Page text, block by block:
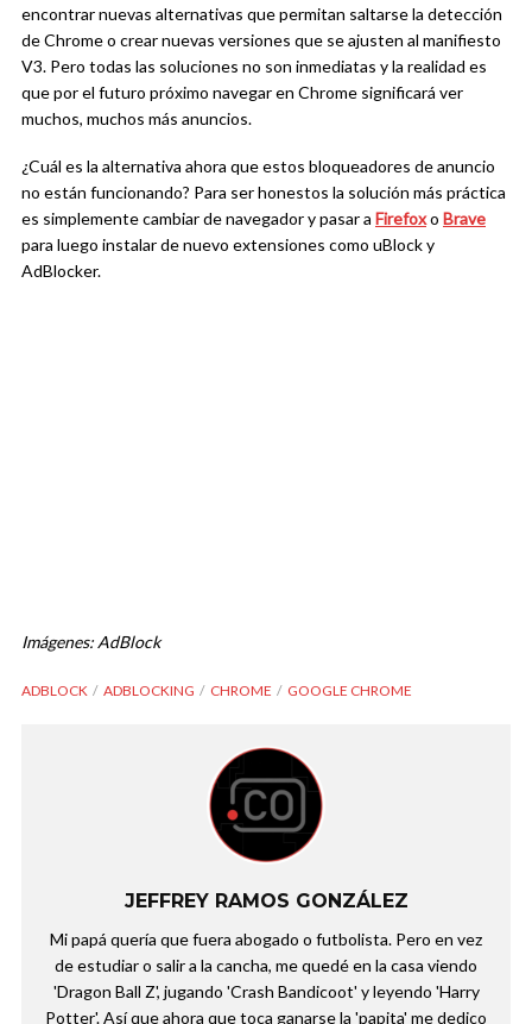
encontrar nuevas alternativas que permitan saltarse la detección
de Chrome o crear nuevas versiones que se ajusten al manifiesto
V3. Pero todas las soluciones no son inmediatas y la realidad es
que por el futuro próximo navegar en Chrome significará ver
muchos, muchos más anuncios.
¿Cuál es la alternativa ahora que estos bloqueadores de anuncio
no están funcionando? Para ser honestos la solución más práctica
es simplemente cambiar de navegador y pasar a Firefoxo Brave
para luego instalar de nuevo extensiones como uBlock y
AdBlocker.
Imágenes: AdBlock
ADBLOCK ADBLOCKING CHROME GOOGLE CHROME
JEFFREY RAMOS GONZÁLEZ
Mi papá quería que fuera abogado o futbolista. Pero en vez
de estudiar o salir a la cancha, me quedé en la casa viendo
'Dragon Ball Z', jugando 'Crash Bandicoot' y leyendo 'Harry
Potter'. Así que ahora que toca ganarse la 'papita' me dedico